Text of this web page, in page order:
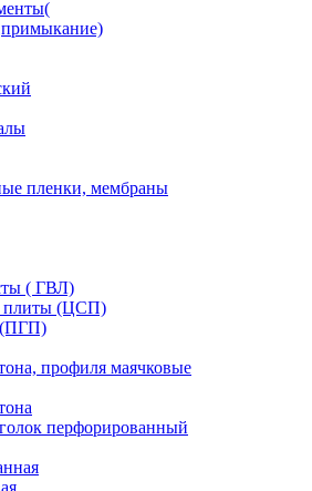
пленки, мембраны
( ГВЛ)
плиты (ЦСП)
(ПГП)
профиля маячковые
перфорированный